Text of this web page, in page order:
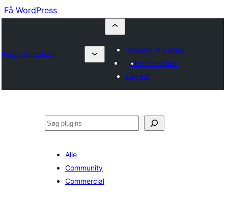
Få WordPress
Plugin Directory
Indsend et plugin
Mine favoritter
Log ind
Søg
Alle
Community
Commercial